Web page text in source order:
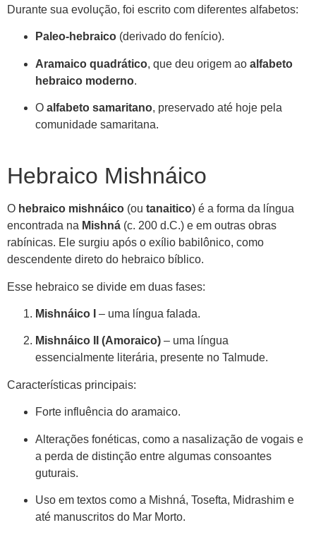
Durante sua evolução, foi escrito com diferentes alfabetos:
Paleo-hebraico (derivado do fenício).
Aramaico quadrático, que deu origem ao alfabeto
hebraico moderno.
O alfabeto samaritano, preservado até hoje pela
comunidade samaritana.
Hebraico Mishnáico
O hebraico mishnáico (ou tanaitico) é a forma da língua
encontrada na Mishná (c. 200 d.C.) e em outras obras
rabínicas. Ele surgiu após o exílio babilônico, como
descendente direto do hebraico bíblico.
Esse hebraico se divide em duas fases:
Mishnáico I – uma língua falada.
Mishnáico II (Amoraico) – uma língua
essencialmente literária, presente no Talmude.
Características principais:
Forte influência do aramaico.
Alterações fonéticas, como a nasalização de vogais e
a perda de distinção entre algumas consoantes
guturais.
Uso em textos como a Mishná, Tosefta, Midrashim e
até manuscritos do Mar Morto.